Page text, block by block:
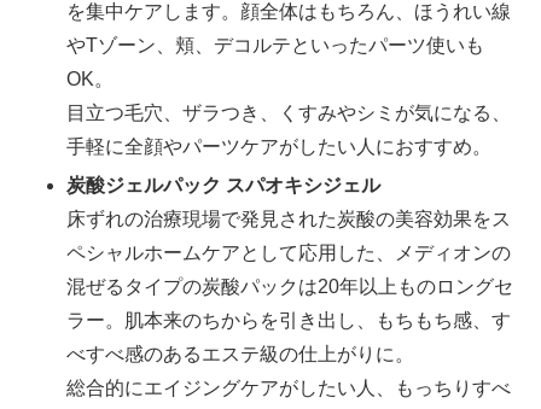
を集中ケアします。顔全体はもちろん、ほうれい線
やTゾーン、頬、デコルテといったパーツ使いも
OK。
目立つ毛穴、ザラつき、くすみやシミが気になる、
手軽に全顔やパーツケアがしたい人におすすめ。
炭酸ジェルパック スパオキシジェル
床ずれの治療現場で発見された炭酸の美容効果をス
ペシャルホームケアとして応用した、メディオンの
混ぜるタイプの炭酸パックは20年以上ものロングセ
ラー。肌本来のちからを引き出し、もちもち感、す
べすべ感のあるエステ級の仕上がりに。
総合的にエイジングケアがしたい人、もっちりすべ